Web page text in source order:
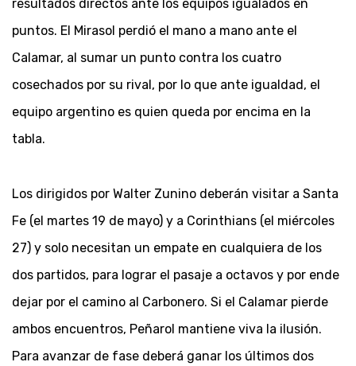
resultados directos ante los equipos igualados en
puntos. El Mirasol perdió el mano a mano ante el
Calamar, al sumar un punto contra los cuatro
cosechados por su rival, por lo que ante igualdad, el
equipo argentino es quien queda por encima en la
tabla.
Los dirigidos por Walter Zunino deberán visitar a Santa
Fe (el martes 19 de mayo) y a Corinthians (el miércoles
27) y solo necesitan un empate en cualquiera de los
dos partidos, para lograr el pasaje a octavos y por ende
dejar por el camino al Carbonero. Si el Calamar pierde
ambos encuentros, Peñarol mantiene viva la ilusión.
Para avanzar de fase deberá ganar los últimos dos